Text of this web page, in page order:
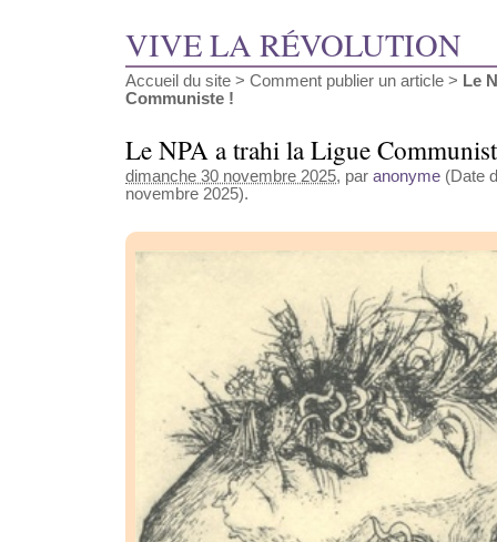
VIVE LA RÉVOLUTION
Accueil du site > Comment publier un article > Le
Communiste !
Le NPA a trahi la Ligue
dimanche 30 novembre 2025, par anonyme (Date
novembre 2025).